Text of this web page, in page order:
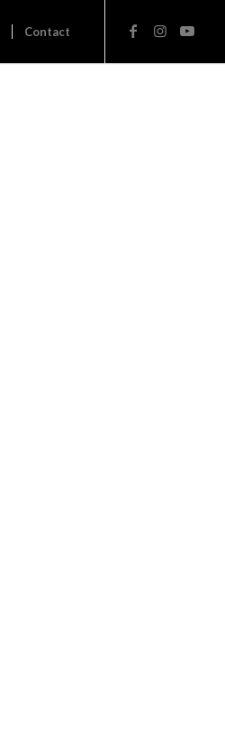
Contact